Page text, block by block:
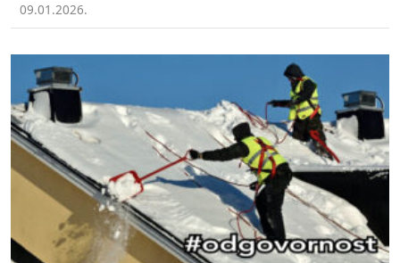
09.01.2026.